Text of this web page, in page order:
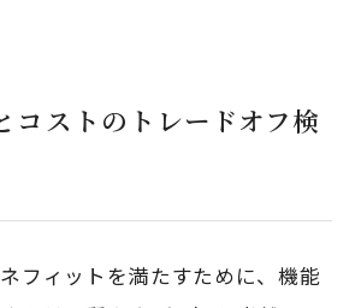
ストのトレードオフ検
フィットを満たすために、機能